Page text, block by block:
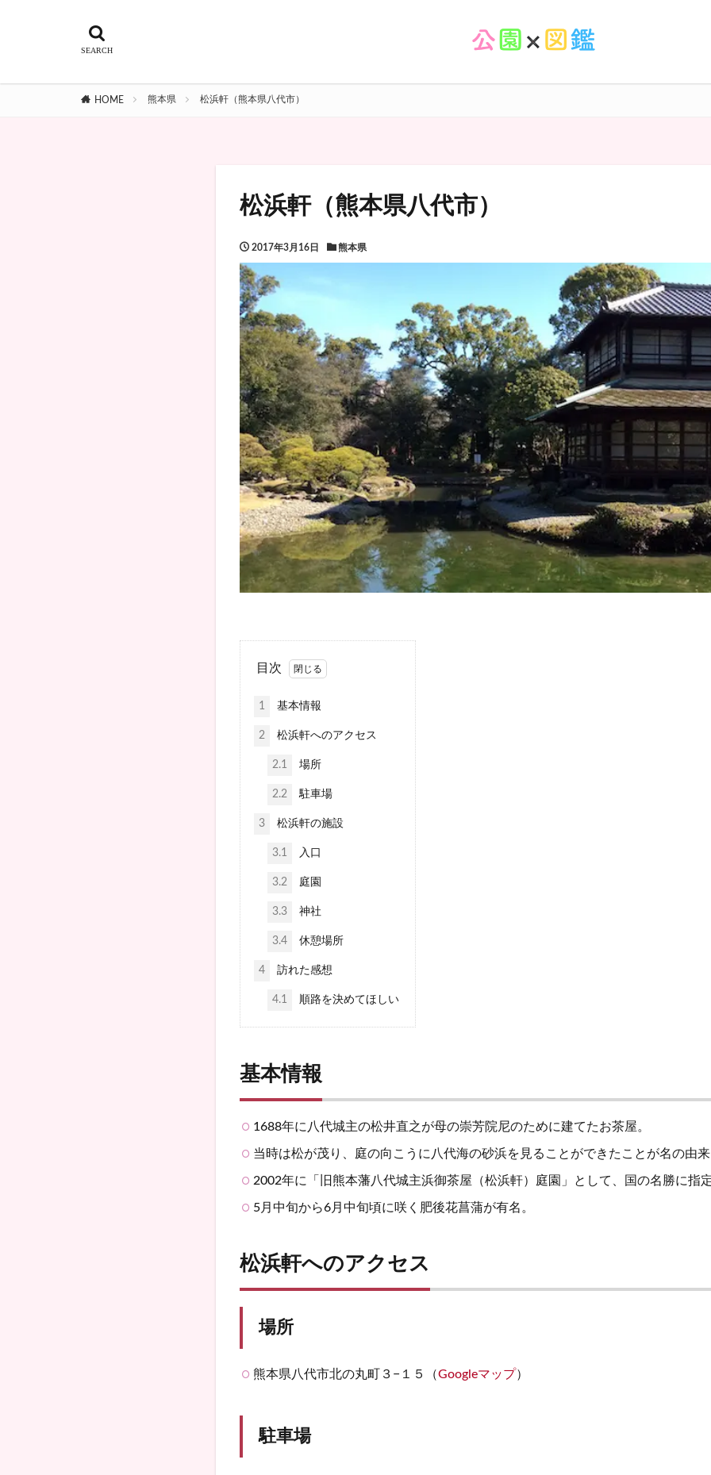
HOME 熊本県 松浜軒（熊本県八代市）
松浜軒（熊本県八代市）
2017年3月16日 熊本県
目次
1 基本情報
2 松浜軒へのアクセス
2.1 場所
2.2 駐車場
3 松浜軒の施設
3.1 入口
3.2 庭園
3.3 神社
3.4 休憩場所
4 訪れた感想
4.1 順路を決めてほしい
基本情報
1688年に八代城主の松井直之が母の崇芳院尼のために建てたお茶屋。
当時は松が茂り、庭の向こうに八代海の砂浜を見ることができたことが名の由
2002年に「旧熊本藩八代城主浜御茶屋（松浜軒）庭園」として、国の名勝に指
5月中旬から6月中旬頃に咲く肥後花菖蒲が有名。
松浜軒へのアクセス
場所
熊本県八代市北の丸町３−１５（Googleマップ）
駐車場